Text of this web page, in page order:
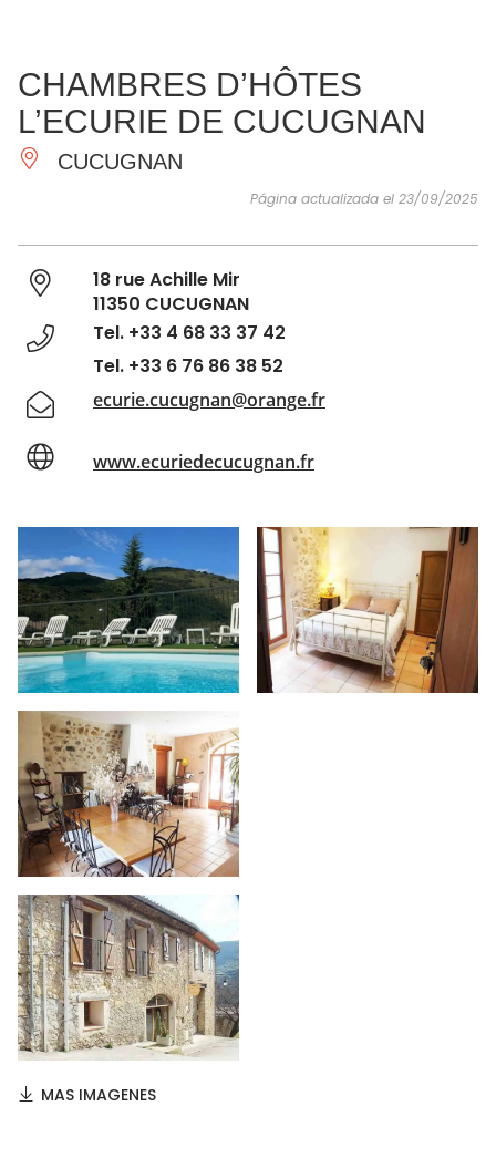
IMPRESCINDIBLES
HACER
INSPIRACIONES
CHAMBRES D’HÔTES
L’ECURIE DE CUCUGNAN
CUCUGNAN
Página actualizada el 23/09/2025
18 rue Achille Mir
11350 CUCUGNAN
Tel. +33 4 68 33 37 42
Tel. +33 6 76 86 38 52
ecurie.cucugnan@orange.fr
www.ecuriedecucugnan.fr
MAS IMAGENES